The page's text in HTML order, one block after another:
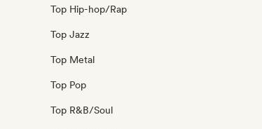
Top Hip-hop/Rap
Top Jazz
Top Metal
Top Pop
Top R&B/Soul